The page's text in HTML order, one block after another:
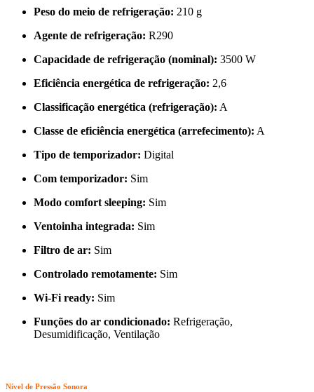
Peso do meio de refrigeração: 210 g
Agente de refrigeração: R290
Capacidade de refrigeração (nominal): 3500 W
Eficiência energética de refrigeração: 2,6
Classificação energética (refrigeração): A
Classe de eficiência energética (arrefecimento): A
Tipo de temporizador: Digital
Com temporizador: Sim
Modo comfort sleeping: Sim
Ventoinha integrada: Sim
Filtro de ar: Sim
Controlado remotamente: Sim
Wi-Fi ready: Sim
Funções do ar condicionado: Refrigeração,
Desumidificação, Ventilação
Nível de Pressão Sonora